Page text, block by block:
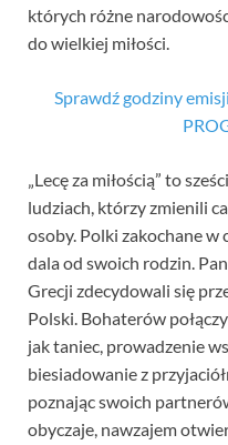
których różne
do wielkiej miłości.
Sprawdź godziny
„Lecę za miłością” to
ludziach, którzy zmienili
osoby. Polki zakochane w
dala od swoich rodzin.
Grecji zdecydowali się
Polski. Bohaterów
jak taniec, prowadzenie
biesiadowanie z
poznając swoich
obyczaje, nawzajem